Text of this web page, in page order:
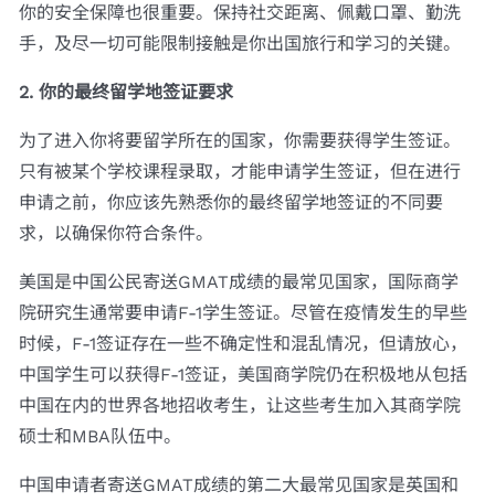
你的安全保障也很重要。保持社交距离、佩戴口罩、勤洗
手，及尽一切可能限制接触是你出国旅行和学习的关键。
2. 你的最终留学地签证要求
为了进入你将要留学所在的国家，你需要获得学生签证。
只有被某个学校课程录取，才能申请学生签证，但在进行
申请之前，你应该先熟悉你的最终留学地签证的不同要
求，以确保你符合条件。
美国是中国公民寄送GMAT成绩的最常见国家，国际商学
院研究生通常要申请F-1学生签证。尽管在疫情发生的早些
时候，F-1签证存在一些不确定性和混乱情况，但请放心，
中国学生可以获得F-1签证，美国商学院仍在积极地从包括
中国在内的世界各地招收考生，让这些考生加入其商学院
硕士和MBA队伍中。
中国申请者寄送GMAT成绩的第二大最常见国家是英国和